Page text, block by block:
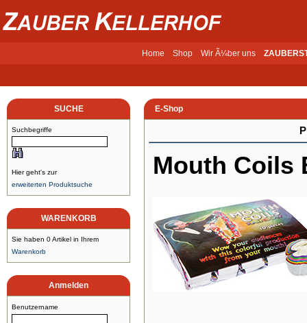
Home Shop Wir Ã¼ber uns
SUCHE
Suchbegriffe
Hier geht's zur
erweiterten Produktsuche
WARENKORB
Sie haben 0 Artikel in Ihrem
Warenkorb
Anmelden
Benutzername
E-Shop
Mouth Coils